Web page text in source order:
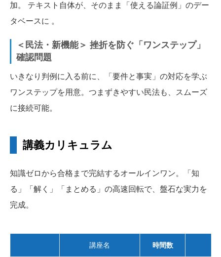
加。 テキスト自体が、そのまま「使える論証例」のデー
タベースに 。
＜民法・新機能＞ 挫折を防ぐ「ワンステップ」
確認問題
いきなり判例に入る前に、「要件と事実」の対応を学ぶ
ワンステップを用意。つまずきやすい民法も、スムーズ
に接続可能。
講義カリキュラム
知識ゼロから合格まで完結するオールインワン。「知
る」「解く」「まとめる」の高速回転で、盤石な実力を
完成。
講座名 時間数